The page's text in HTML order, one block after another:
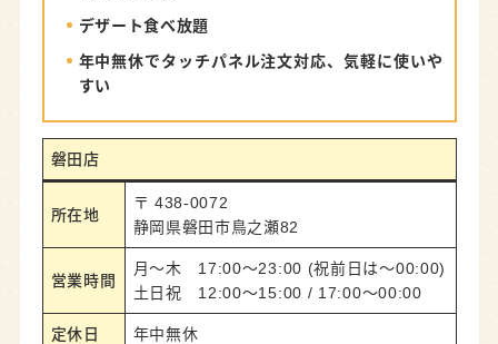
磐田の食べ放題MAP
磐田の食べ放題選びに迷ったらここへ！
デザート食べ放題
年中無休でタッチパネル注文対応、気軽に使いや
すい
磐田店
所在地
〒 438-0072
静岡県磐田市鳥之瀬82
営業時間
月〜木 17:00〜23:00 (祝前日は〜00:00)
土日祝 12:00〜15:00 / 17:00〜00:00
定休日 年中無休